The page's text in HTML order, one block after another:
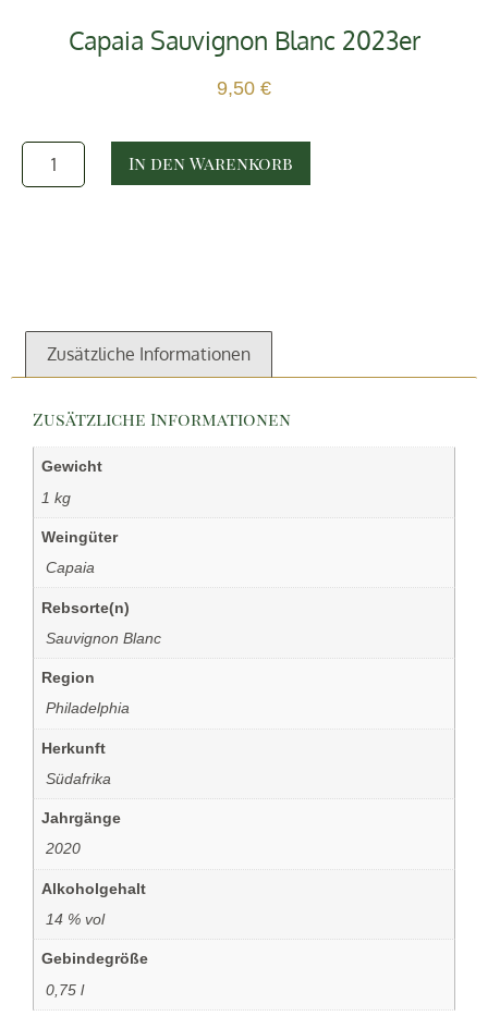
Capaia Sauvignon Blanc 2023er
9,50 €
In den Warenkorb
Zusätzliche Informationen
Zusätzliche Informationen
Gewicht
1 kg
Weingüter
‏‏‎ ‎Capaia
Rebsorte(n)
‏‏‎ ‎Sauvignon Blanc
Region
‏‏‎ ‎Philadelphia
Herkunft
‏‏‎ ‎Südafrika
Jahrgänge
‏‏‎ ‎2020
Alkoholgehalt
‏‏‎ ‎14 % vol
Gebindegröße
‏‏‎ ‎0,75 l